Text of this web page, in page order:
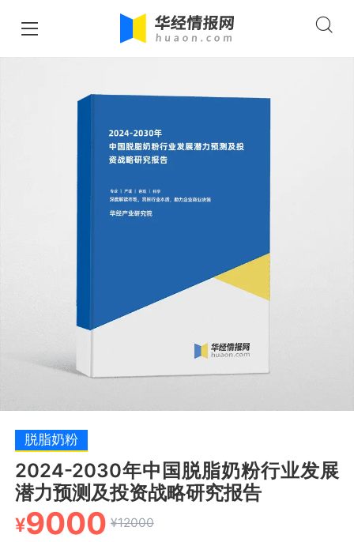
脱脂奶粉
2024-2030年中国脱脂奶粉行业发展
潜力预测及投资战略研究报告
¥9000 ¥12000